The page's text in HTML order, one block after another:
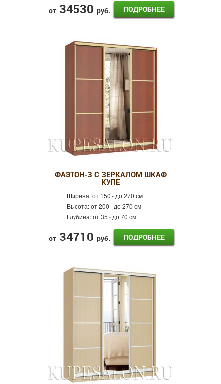
от 34530 руб. ПОДРОБНЕЕ
ФАЭТОН-3 С ЗЕРКАЛОМ ШКАФ
КУПЕ
Ширина:от 150 - до 270 см
Высота:от 200 - до 270 см
Глубина:от 35 - до 70 см
от 34710 руб. ПОДРОБНЕЕ